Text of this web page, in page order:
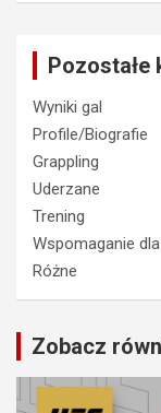
Pozostałe
Wyniki gal
Profile/Biografie
Grappling
Uderzane
Trening
Wspomaganie
Różne
Zobacz